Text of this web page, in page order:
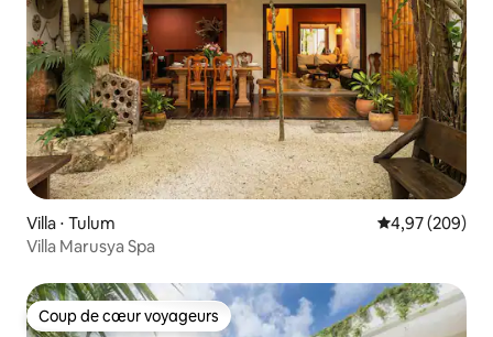
Villa ⋅ Tulum Évaluation
4,97 (209)
Villa Marusya Spa
Coup de cœur voyageurs
Coup de cœur voyageurs